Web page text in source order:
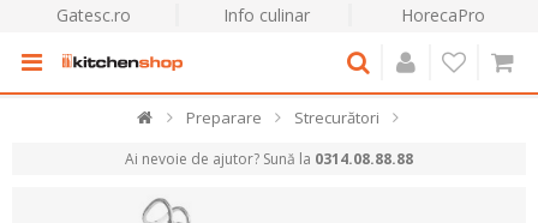
Gatesc.ro Info culinar HorecaPro
Preparare Strecurători
Ai nevoie de ajutor? Sună la 0314.08.88.88